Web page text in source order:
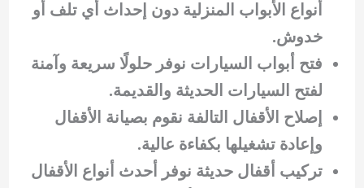
أنواع الأبواب المنزلية دون إحداث أي تلف أو
خدوش.
فتح أبواب السيارات نوفر حلولًا سريعة وآمنة
لفتح السيارات الحديثة والقديمة.
إصلاح الأقفال التالفة نقوم بصيانة الأقفال
وإعادة تشغيلها بكفاءة عالية.
تركيب أقفال حديثة نوفر أحدث أنواع الأقفال